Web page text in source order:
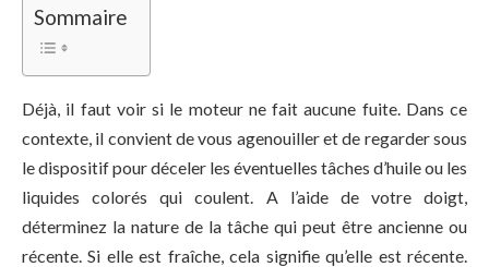
Sommaire
Déjà, il faut voir si le moteur ne fait aucune fuite. Dans ce
contexte, il convient de vous agenouiller et de regarder sous
le dispositif pour déceler les éventuelles tâches d’huile ou les
liquides colorés qui coulent. A l’aide de votre doigt,
déterminez la nature de la tâche qui peut être ancienne ou
récente. Si elle est fraîche, cela signifie qu’elle est récente.